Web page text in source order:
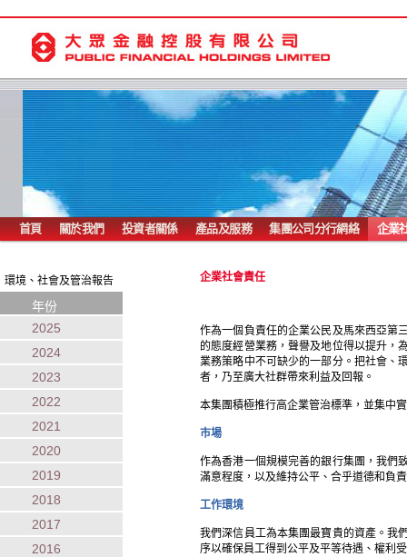
首頁 關於我們 投資者關係 產品及服務 集團公司分行網絡 企業
環境、社會及管治報告
年份
2025
2024
2023
2022
2021
2020
2019
2018
2017
2016
企業社會責任
作為一個負責任的企業公民及馬來西亞第
的態度經營業務，聲譽及地位得以提升，
業務策略中不可缺少的一部分。把社會、
者，乃至廣大社群帶來利益及回報。
本集團積極推行高企業管治標準，並集中
市場
作為香港一個規模完善的銀行集團，我們
滿意程度，以及維持公平、合乎道德和負
工作環境
我們深信員工為本集團最寶貴的資產。我
序以確保員工得到公平及平等待遇、權利